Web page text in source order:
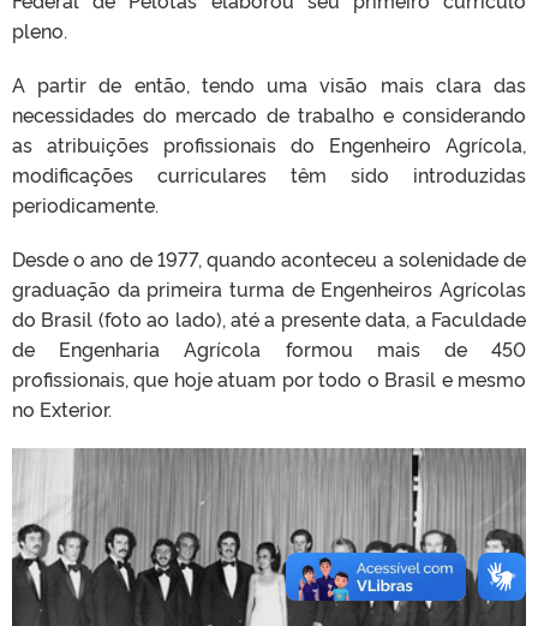
pleno.
A partir de então, tendo uma visão mais clara das
necessidades do mercado de trabalho e considerando
as atribuições profissionais do Engenheiro Agrícola,
modificações curriculares têm sido introduzidas
periodicamente.
Desde o ano de 1977, quando aconteceu a solenidade de
graduação da primeira turma de Engenheiros Agrícolas
do Brasil (foto ao lado), até a presente data, a Faculdade
de Engenharia Agrícola formou mais de 450
profissionais, que hoje atuam por todo o Brasil e mesmo
no Exterior.